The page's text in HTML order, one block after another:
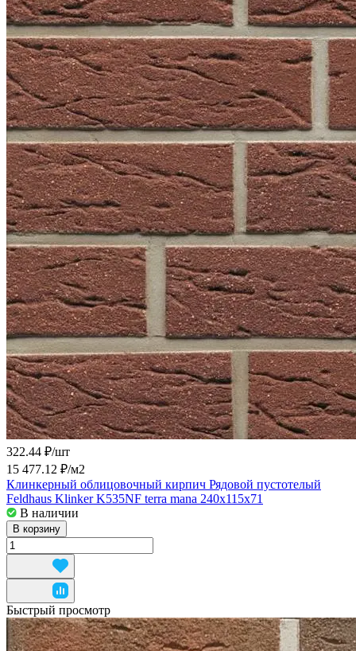
322.44 ₽/шт
15 477.12 ₽/м2
Клинкерный облицовочный кирпич Рядовой пустотелый
Feldhaus Klinker K535NF terra mana 240x115x71
В наличии
В корзину
Быстрый просмотр